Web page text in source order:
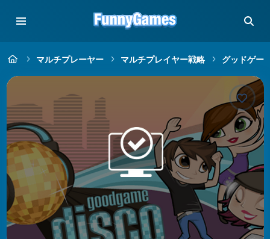
マルチプレーヤー マルチプレイヤー戦略 グッドゲー